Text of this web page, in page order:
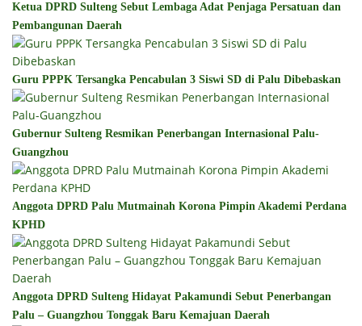
Ketua DPRD Sulteng Sebut Lembaga Adat Penjaga Persatuan dan
Pembangunan Daerah
Guru PPPK Tersangka Pencabulan 3 Siswi SD di Palu Dibebaskan
Gubernur Sulteng Resmikan Penerbangan Internasional Palu-
Guangzhou
Anggota DPRD Palu Mutmainah Korona Pimpin Akademi Perdana
KPHD
Anggota DPRD Sulteng Hidayat Pakamundi Sebut Penerbangan
Palu – Guangzhou Tonggak Baru Kemajuan Daerah